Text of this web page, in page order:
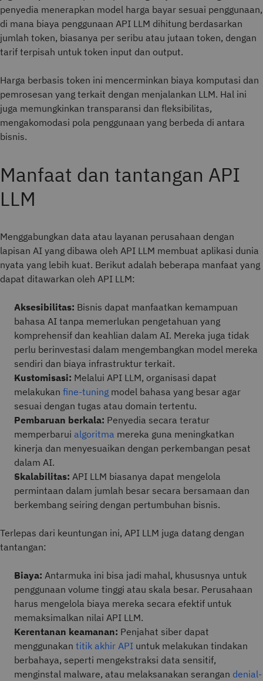
penyedia menerapkan model harga bayar sesuai penggunaan,
di mana biaya penggunaan API LLM dihitung berdasarkan
jumlah token, biasanya per seribu atau jutaan token, dengan
tarif terpisah untuk token input dan output.
Harga berbasis token ini mencerminkan biaya komputasi dan
pemrosesan yang terkait dengan menjalankan LLM. Hal ini
juga memungkinkan transparansi dan fleksibilitas,
mengakomodasi pola penggunaan yang berbeda di antara
bisnis.
Manfaat dan tantangan API
LLM
Menggabungkan data atau layanan perusahaan dengan
lapisan AI yang dibawa oleh API LLM membuat aplikasi dunia
nyata yang lebih kuat. Berikut adalah beberapa manfaat yang
dapat ditawarkan oleh API LLM:
Aksesibilitas: Bisnis dapat manfaatkan kemampuan
bahasa AI tanpa memerlukan pengetahuan yang
komprehensif dan keahlian dalam AI. Mereka juga tidak
perlu berinvestasi dalam mengembangkan model mereka
sendiri dan biaya infrastruktur terkait.
Kustomisasi: Melalui API LLM, organisasi dapat
melakukan fine-tuning model bahasa yang besar agar
sesuai dengan tugas atau domain tertentu.
Pembaruan berkala: Penyedia secara teratur
memperbarui algoritma mereka guna meningkatkan
kinerja dan menyesuaikan dengan perkembangan pesat
dalam AI.
Skalabilitas: API LLM biasanya dapat mengelola
permintaan dalam jumlah besar secara bersamaan dan
berkembang seiring dengan pertumbuhan bisnis.
Terlepas dari keuntungan ini, API LLM juga datang dengan
tantangan:
Biaya: Antarmuka ini bisa jadi mahal, khususnya untuk
penggunaan volume tinggi atau skala besar. Perusahaan
harus mengelola biaya mereka secara efektif untuk
memaksimalkan nilai API LLM.
Kerentanan keamanan: Penjahat siber dapat
menggunakan titik akhir API untuk melakukan tindakan
berbahaya, seperti mengekstraksi data sensitif,
menginstal malware, atau melaksanakan serangan denial-